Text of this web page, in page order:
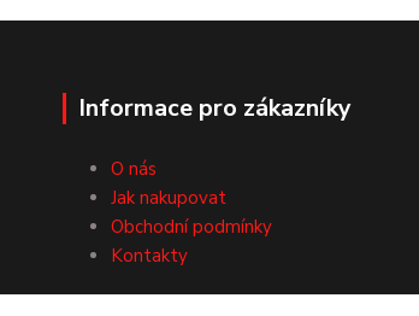
Informace pro zákazníky
O nás
Jak nakupovat
Obchodní podmínky
Kontakty